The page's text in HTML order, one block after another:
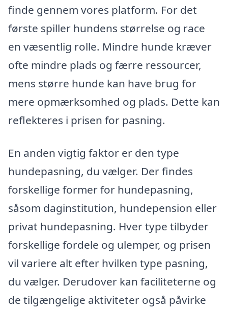
finde gennem vores platform. For det
første spiller hundens størrelse og race
en væsentlig rolle. Mindre hunde kræver
ofte mindre plads og færre ressourcer,
mens større hunde kan have brug for
mere opmærksomhed og plads. Dette kan
reflekteres i prisen for pasning.
En anden vigtig faktor er den type
hundepasning, du vælger. Der findes
forskellige former for hundepasning,
såsom daginstitution, hundepension eller
privat hundepasning. Hver type tilbyder
forskellige fordele og ulemper, og prisen
vil variere alt efter hvilken type pasning,
du vælger. Derudover kan faciliteterne og
de tilgængelige aktiviteter også påvirke